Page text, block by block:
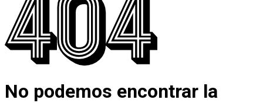
No podemos encontrar la